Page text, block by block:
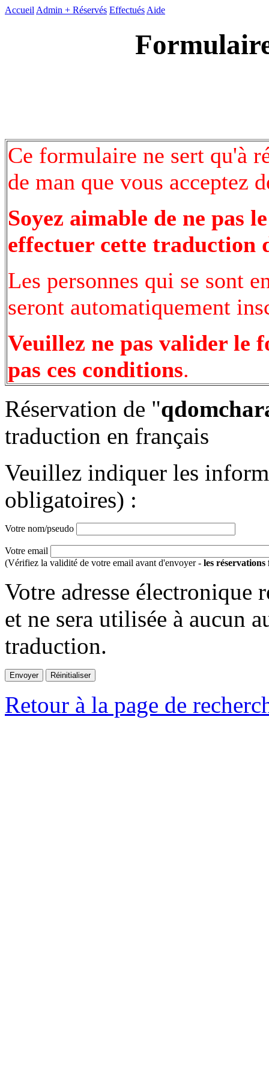
Accueil Admin + Réservés Effectués Aide
Ce formulaire ne sert qu'à
de man que vous acceptez
Soyez aimable de ne pas
effectuer cette traduction
Les personnes qui se sont
seront automatiquement
Veuillez ne pas valider le
pas ces conditions.
Réservation de "
traduction en français
Veuillez indiquer les
obligatoires) :
Votre nom/pseudo
Votre email
(Vérifiez la validité de votre email avant d'envoyer - les réservations
Votre adresse électronique
et ne sera utilisée à aucun
traduction.
Retour à la page de